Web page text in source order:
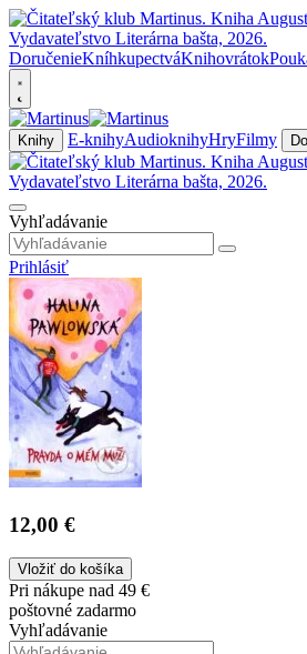
DoručenieKníhkupectváKnihovrátok
Knihy E-knihyAudioknihyHryFilmy
Vyhľadávanie
Prihlásiť
12,00 €
Vložiť do košíka
Pri nákupe nad 49 €
poštovné zadarmo
Vyhľadávanie